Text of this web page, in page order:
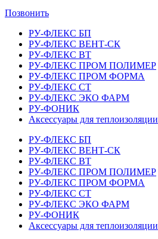
Позвонить
РУ-ФЛЕКС БП
РУ-ФЛЕКС ВЕНТ-СК
РУ-ФЛЕКС ВТ
РУ-ФЛЕКС ПРОМ ПОЛИМЕР
РУ-ФЛЕКС ПРОМ ФОРМА
РУ-ФЛЕКС СТ
РУ-ФЛЕКС ЭКО ФАРМ
РУ-ФОНИК
Аксессуары для теплоизоляции
РУ-ФЛЕКС БП
РУ-ФЛЕКС ВЕНТ-СК
РУ-ФЛЕКС ВТ
РУ-ФЛЕКС ПРОМ ПОЛИМЕР
РУ-ФЛЕКС ПРОМ ФОРМА
РУ-ФЛЕКС СТ
РУ-ФЛЕКС ЭКО ФАРМ
РУ-ФОНИК
Аксессуары для теплоизоляции